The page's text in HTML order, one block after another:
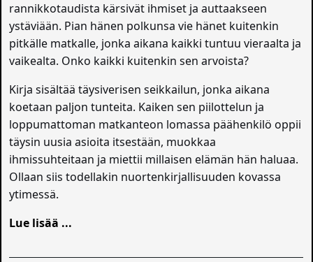
rannikkotaudista kärsivät ihmiset ja auttaakseen
ystäviään. Pian hänen polkunsa vie hänet kuitenkin
pitkälle matkalle, jonka aikana kaikki tuntuu vieraalta ja
vaikealta. Onko kaikki kuitenkin sen arvoista?
Kirja sisältää täysiverisen seikkailun, jonka aikana
koetaan paljon tunteita. Kaiken sen piilottelun ja
loppumattoman matkanteon lomassa päähenkilö oppii
täysin uusia asioita itsestään, muokkaa
ihmissuhteitaan ja miettii millaisen elämän hän haluaa.
Ollaan siis todellakin nuortenkirjallisuuden kovassa
ytimessä.
Lue lisää ...